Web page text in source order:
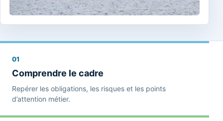
01
Comprendre le cadre
Repérer les obligations, les risques et les points
d’attention métier.